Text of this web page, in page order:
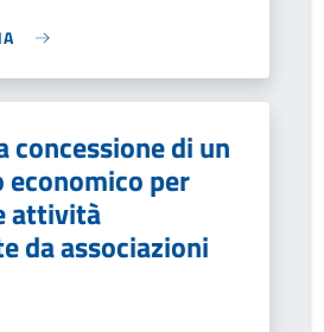
concessione di un
per
attività
da associazioni